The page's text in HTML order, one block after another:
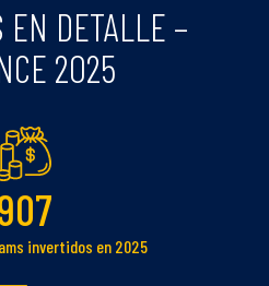
EN DETALLE –
2025
invertidos en 2025